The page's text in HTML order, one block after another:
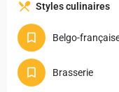
Styles culinaires
Belgo-
Brasserie